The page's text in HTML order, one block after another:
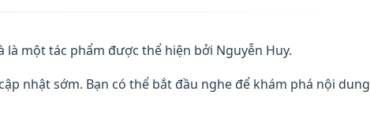
là một tác phẩm được thể hiện bởi Nguyễn Huy.
nhật sớm. Bạn có thể bắt đầu nghe để khám phá nội dung